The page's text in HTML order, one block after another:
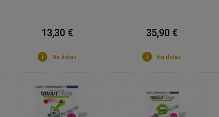
13,30 €
Na dotaz
35,90 €
Na dotaz